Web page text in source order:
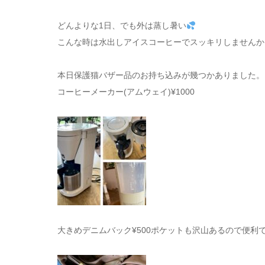
どんよりな1日、でも外は蒸し暑い
こんな時は水出しアイスコーヒーでスッキリしませんか
本日保護猫バザー品のお持ち込みが幾つかありました。
コーヒーメーカー(アムウェイ)¥1000
大きめデニムバック¥500ポケットも沢山あるので便利